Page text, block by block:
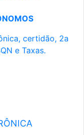
certidão, 2a
e Taxas.